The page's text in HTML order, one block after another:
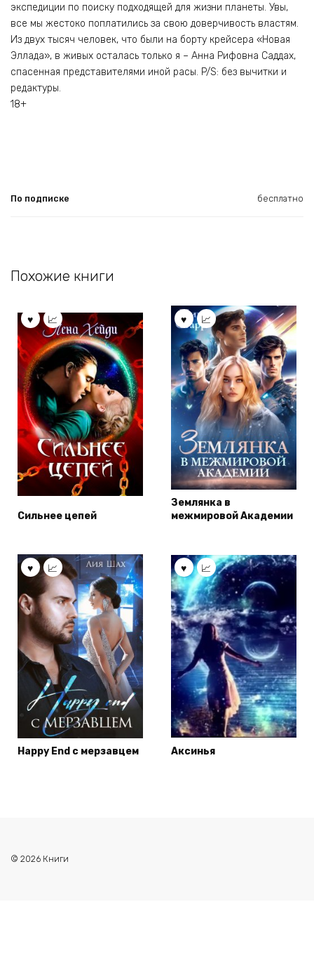
экспедиции по поиску подходящей для жизни планеты. Увы,
все мы жестоко поплатились за свою доверчивость властям.
Из двух тысяч человек, что были на борту крейсера «Новая
Эллада», в живых осталась только я – Анна Рифовна Саддах,
спасенная представителями иной расы. P/S: без вычитки и
редактуры.
18+
По подписке бесплатно
Похожие книги
Сильнее цепей
Землянка в
межмировой Академии
Happy End с мерзавцем Аксинья
© 2026 Книги